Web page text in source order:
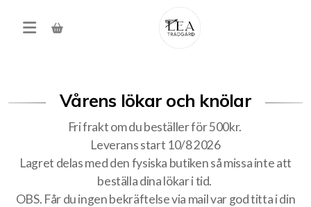
Vårens lökar och knölar
Fri frakt om du beställer för 500kr.
Leverans start 10/8 2026
Lagret delas med den fysiska butiken så missa inte att
beställa dina lökar i tid.
OBS. Får du ingen bekräftelse via mail var god titta i din
Produkter